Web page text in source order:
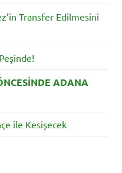
Transfer Edilmesini
ADANA
ile Kesişecek